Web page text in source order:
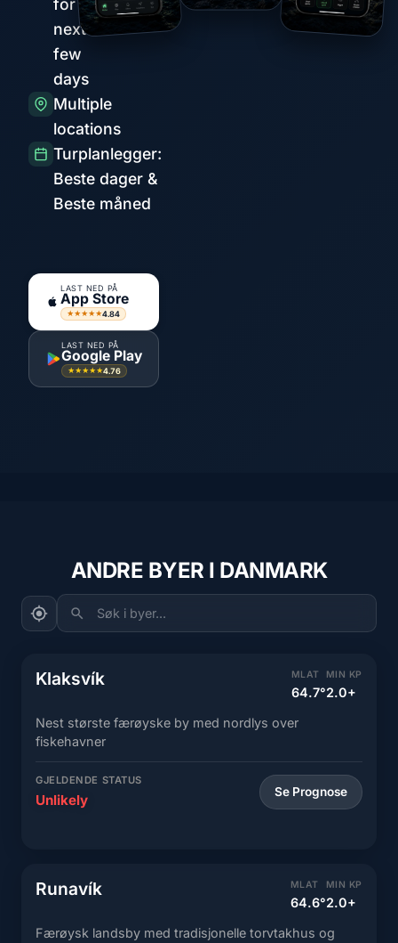
for the
next
few
days
Multiple
locations
Turplanlegger:
Beste dager &
Beste måned
LAST NED PÅ
App Store
★★★★★4.84
LAST NED PÅ
Google Play
★★★★★4.76
ANDRE BYER I DANMARK
Søk i byer...
Klaksvík MLAT
64.7°
MIN KP
2.0+
Nest største færøyske by med nordlys over
fiskehavner
GJELDENDE STATUS
Unlikely Se Prognose
Runavík MLAT
64.6°
MIN KP
2.0+
Færøysk landsby med tradisjonelle torvtakhus og